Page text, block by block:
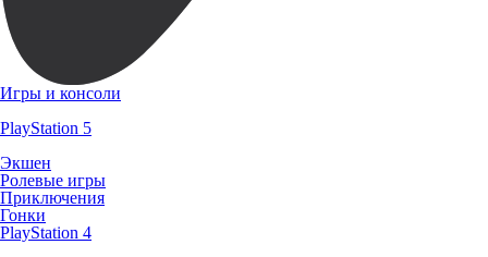
Игры и консоли
PlayStation 5
Экшен
Ролевые игры
Приключения
Гонки
PlayStation 4